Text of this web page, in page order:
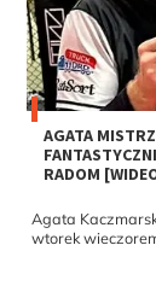
AGATA
RADOM
Agata
wtorek